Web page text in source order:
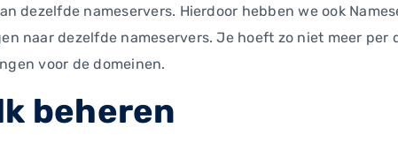
dezelfde nameservers. Hierdoor hebben we ook
naar dezelfde nameservers. Je hoeft zo niet meer
voor de domeinen.
beheren